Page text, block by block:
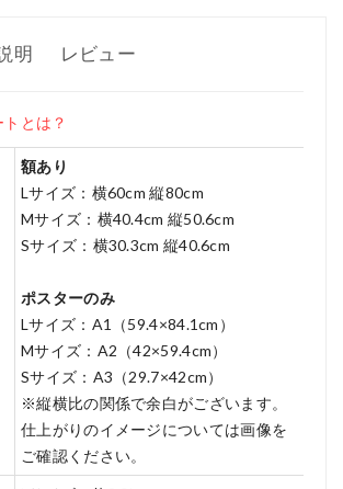
明 レビュー
とは？
額あり
Lサイズ：横60cm 縦80cm
Mサイズ：横40.4cm 縦50.6cm
Sサイズ：横30.3cm 縦40.6cm
ポスターのみ
Lサイズ：A1（59.4×84.1cm）
Mサイズ：A2（42×59.4cm）
Sサイズ：A3（29.7×42cm）
※縦横比の関係で余白がございます。
仕上がりのイメージについては画像を
ご確認ください。